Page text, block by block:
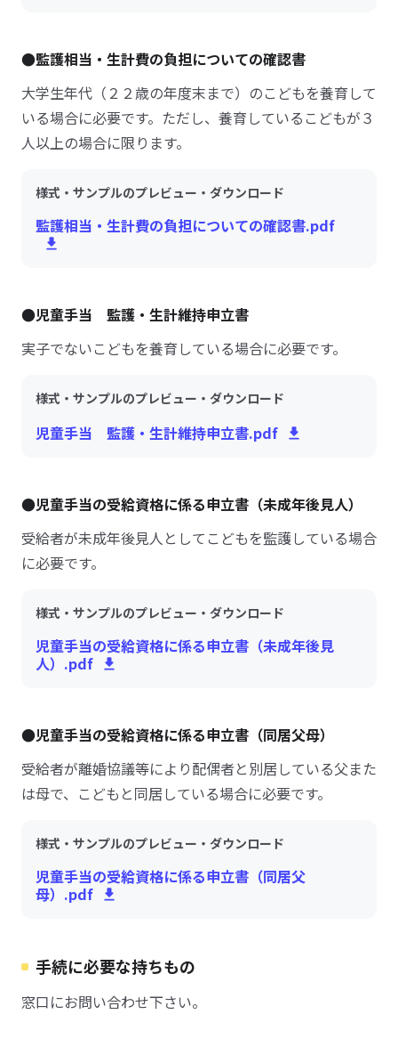
●監護相当・生計費の負担についての確認書
大学生年代（２２歳の年度末まで）のこどもを養育して
いる場合に必要です。ただし、養育しているこどもが３
人以上の場合に限ります。
様式・サンプルのプレビュー・ダウンロード
監護相当・生計費の負担についての確認書.pdf
●児童手当 監護・生計維持申立書
実子でないこどもを養育している場合に必要です。
様式・サンプルのプレビュー・ダウンロード
児童手当 監護・生計維持申立書.pdf
●児童手当の受給資格に係る申立書（未成年後見人）
受給者が未成年後見人としてこどもを監護している場合
に必要です。
様式・サンプルのプレビュー・ダウンロード
児童手当の受給資格に係る申立書（未成年後見
人）.pdf
●児童手当の受給資格に係る申立書（同居父母）
受給者が離婚協議等により配偶者と別居している父また
は母で、こどもと同居している場合に必要です。
様式・サンプルのプレビュー・ダウンロード
児童手当の受給資格に係る申立書（同居父
母）.pdf
手続に必要な持ちもの
窓口にお問い合わせ下さい。